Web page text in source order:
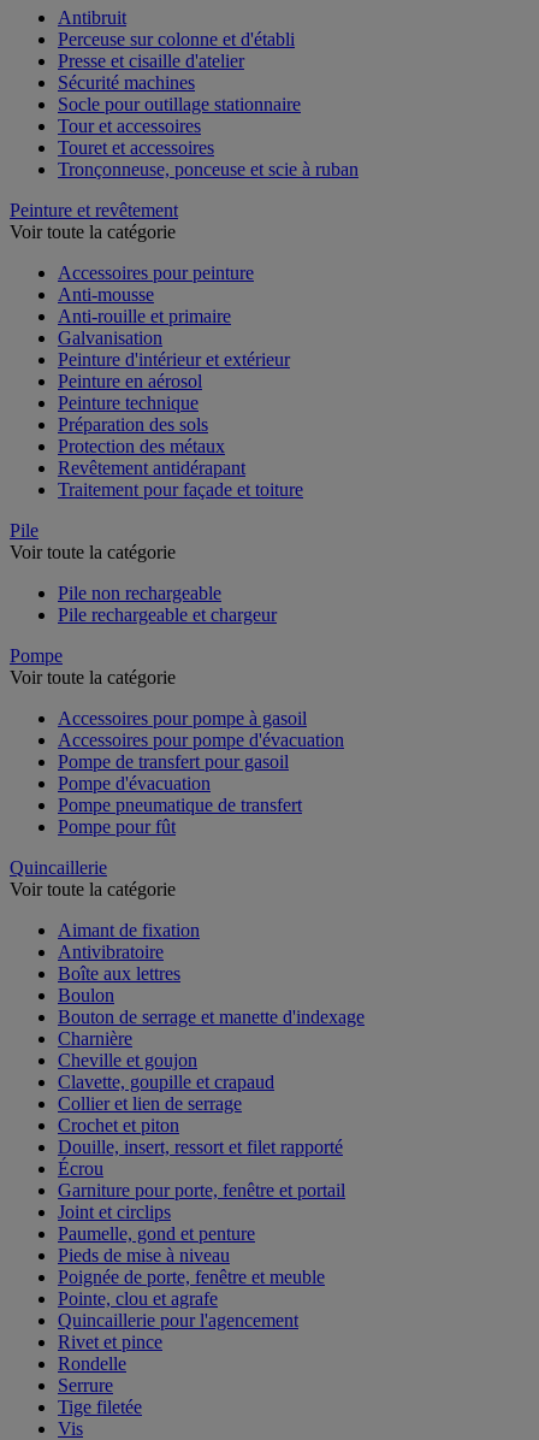
Antibruit
Perceuse sur colonne et d'établi
Presse et cisaille d'atelier
Sécurité machines
Socle pour outillage stationnaire
Tour et accessoires
Touret et accessoires
Tronçonneuse, ponceuse et scie à ruban
Peinture et revêtement
Voir toute la catégorie
Accessoires pour peinture
Anti-mousse
Anti-rouille et primaire
Galvanisation
Peinture d'intérieur et extérieur
Peinture en aérosol
Peinture technique
Préparation des sols
Protection des métaux
Revêtement antidérapant
Traitement pour façade et toiture
Pile
Voir toute la catégorie
Pile non rechargeable
Pile rechargeable et chargeur
Pompe
Voir toute la catégorie
Accessoires pour pompe à gasoil
Accessoires pour pompe d'évacuation
Pompe de transfert pour gasoil
Pompe d'évacuation
Pompe pneumatique de transfert
Pompe pour fût
Quincaillerie
Voir toute la catégorie
Aimant de fixation
Antivibratoire
Boîte aux lettres
Boulon
Bouton de serrage et manette d'indexage
Charnière
Cheville et goujon
Clavette, goupille et crapaud
Collier et lien de serrage
Crochet et piton
Douille, insert, ressort et filet rapporté
Écrou
Garniture pour porte, fenêtre et portail
Joint et circlips
Paumelle, gond et penture
Pieds de mise à niveau
Poignée de porte, fenêtre et meuble
Pointe, clou et agrafe
Quincaillerie pour l'agencement
Rivet et pince
Rondelle
Serrure
Tige filetée
Vis